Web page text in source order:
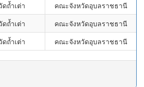
ดถ้ำเต่า
คณะจังหวัดอุบลราชธานี
ดถ้ำเต่า
คณะจังหวัดอุบลราชธานี
ดถ้ำเต่า คณะจังหวัดอุบลราชธานี